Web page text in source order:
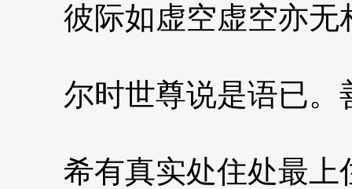
彼际如虚空虚空亦无
尔时世尊说是语已。
希有真实处住处最上